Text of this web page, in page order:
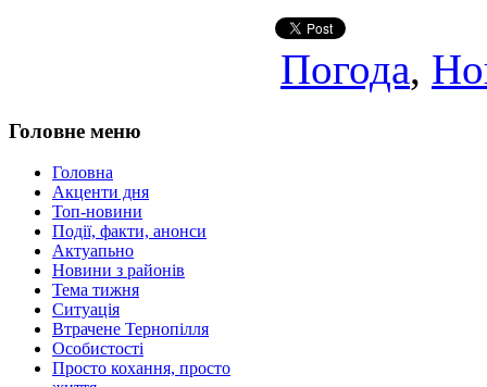
Погода,
Головне меню
Головна
Акценти дня
Топ-новини
Події, факти, анонси
Актуапьно
Новини з районів
Тема тижня
Ситуація
Втрачене Тернопілля
Особистості
Просто кохання, просто